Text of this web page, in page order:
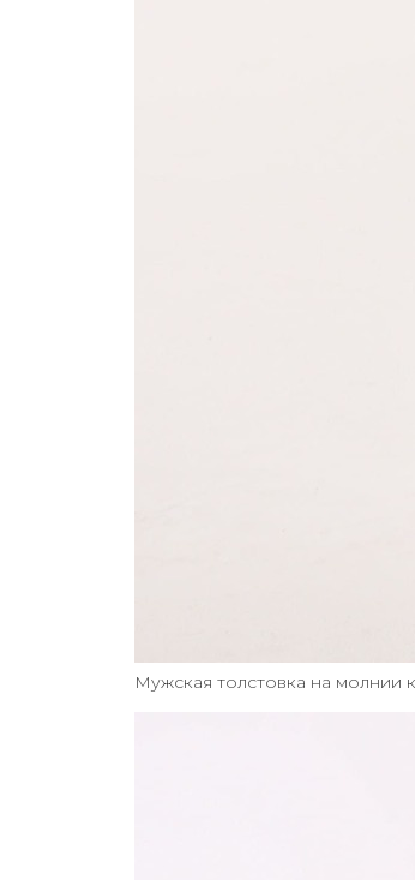
Мужская толстовка на молнии